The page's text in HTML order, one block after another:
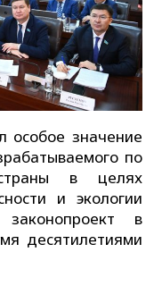
особое значение
по
в целях
и экологии
в
десятилетиями